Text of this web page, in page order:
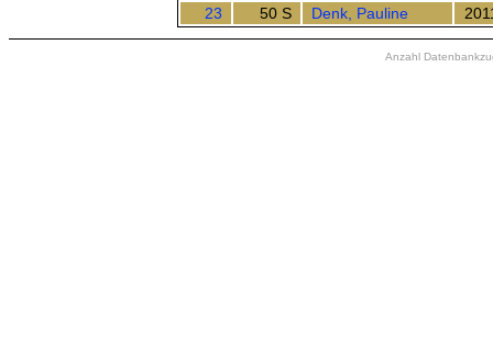
23
50 S Denk, Pauline
Anzahl